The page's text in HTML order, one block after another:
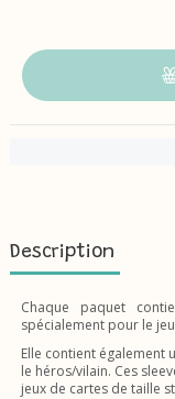
Description
Chaque paquet
spécialement pour le
Elle contient
le héros/vilain. Ces
jeux de cartes de taille